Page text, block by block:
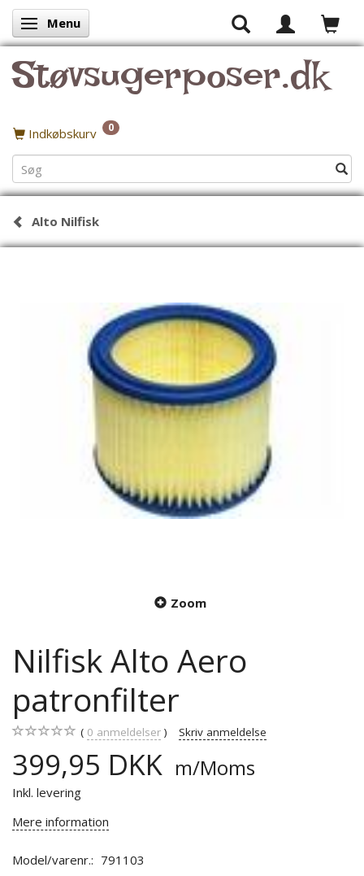
Skifte navigation
Menu
Støvsugerposer.dk
Indkøbskurv 0
Alto Nilfisk
Zoom
Nilfisk Alto Aero
patronfilter
0 anmeldelser Skriv anmeldelse
399,95 DKK m/Moms
Inkl. levering
Mere information
Model/varenr.: 791103